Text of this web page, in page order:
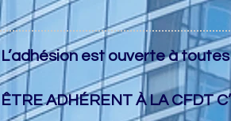
L’adhésion est ouverte à
ÊTRE ADHÉRENT À LA CFDT